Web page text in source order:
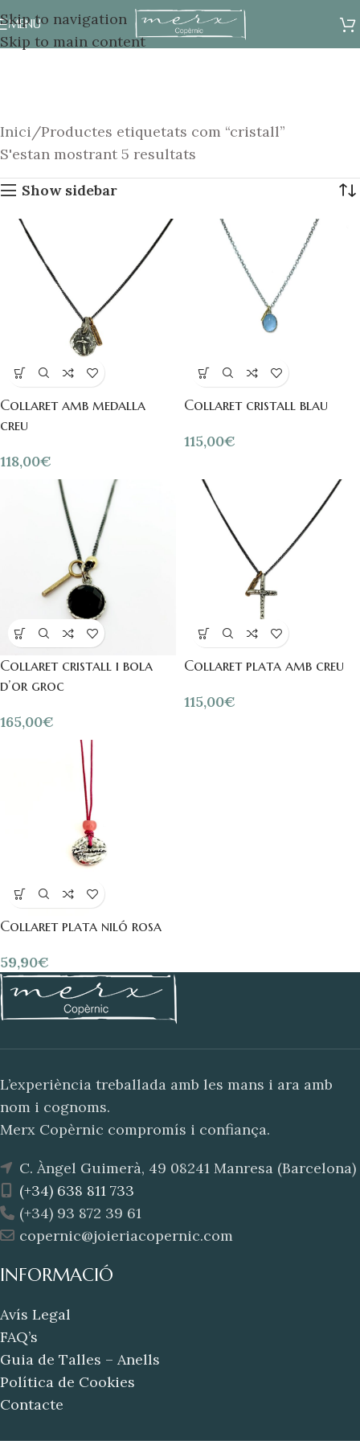
Skip to navigation
Skip to main content
MENU
Inici Productes etiquetats com “cristall”
S'estan mostrant 5 resultats
Show sidebar
Collaret amb medalla
creu
118,00€
Collaret cristall blau
115,00€
Collaret cristall i bola
d’or groc
165,00€
Collaret plata amb creu
115,00€
Collaret plata niló rosa
59,90€
L’experiència treballada amb les mans i ara amb
nom i cognoms.
Merx Copèrnic compromís i confiança.
C. Àngel Guimerà, 49 08241 Manresa (Barcelona)
(+34) 638 811 733
(+34) 93 872 39 61
copernic@joieriacopernic.com
INFORMACIÓ
Avís Legal
FAQ’s
Guia de Talles – Anells
Política de Cookies
Contacte